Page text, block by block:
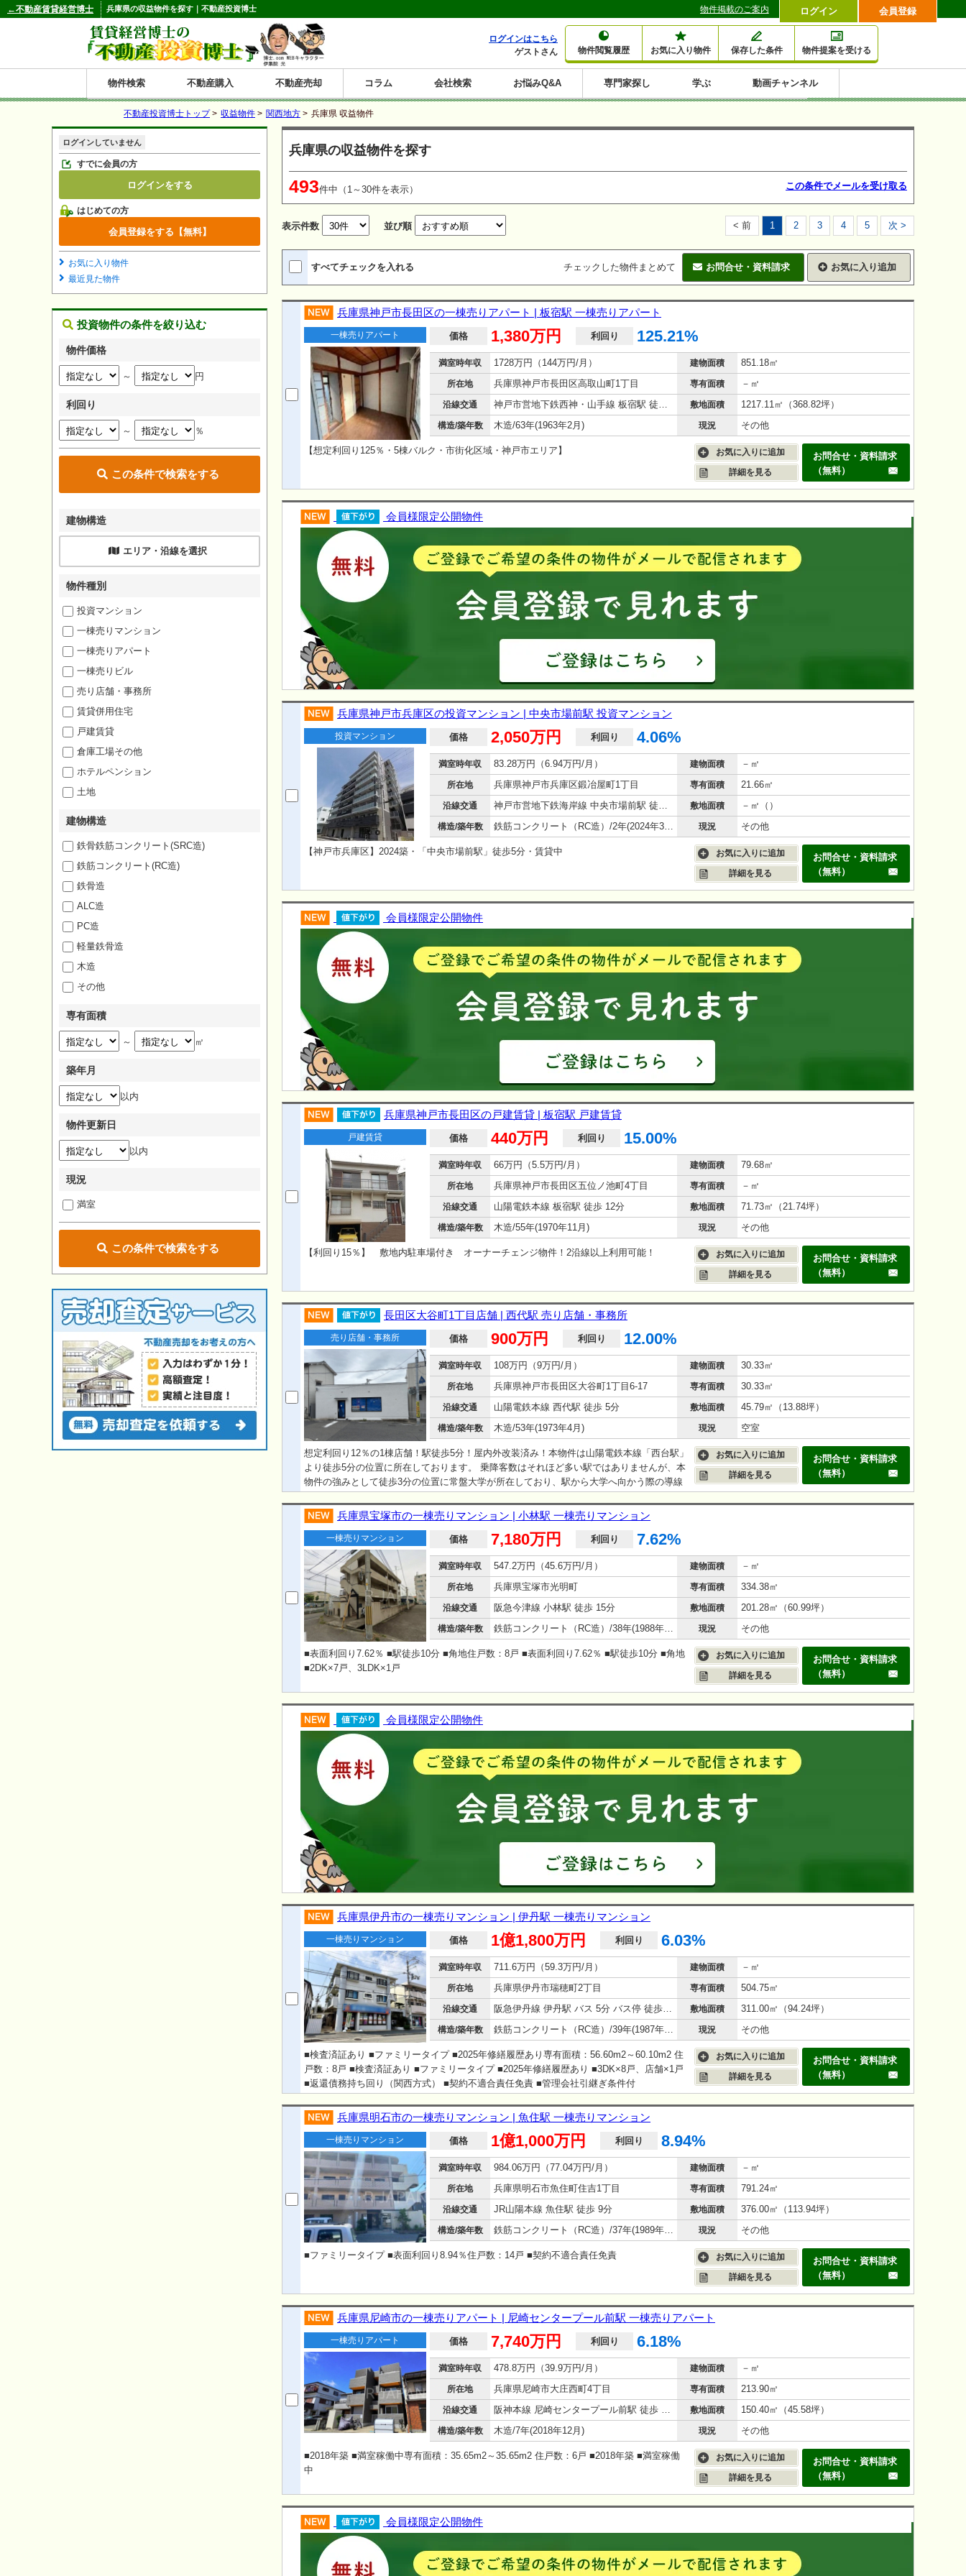
兵庫県の収益物件を探す｜不動産投資博士
物件閲覧履歴 お気に入り物件 保存した条件 物件提案を受ける
ログインはこちら
ゲストさん
物件検索
北
海
道
東
北
青森
秋田
岩手
宮城
山形
福島
関
東
東京
埼玉
神奈川
千葉
茨城
栃木
群馬
信
州・
北
新潟
富山
石川
福井
長野
山梨
東
海
静岡
愛知
岐阜
三重
関
西
大阪
兵庫
京都
滋賀
奈良
和歌山
中
国・
四
鳥取
岡山
島根
広島
山口
香川
徳島
愛媛
高知
九
州
福岡
佐賀
長崎
熊本
大分
宮崎
鹿児島
沖縄 投資マンション
一棟売りアパート
一棟売りマンション
一棟売りビル
店舗・事務所
賃貸併用住宅
戸建賃貸
新築住宅
工場・倉庫
ホテルペンション
不動産購入 不動産売却 コラム 会社検索 お悩みQ&A 専門家探し 学ぶ 動画チャンネル
ログイン 会員登録
物件掲載のご案内
←不動産賃貸経営博士
不動産投資博士トップ> 収益物件 > 関西地方 > 兵庫県 収益物件
兵庫県の収益物件を探す
493件中（1～30件を表示） この条件でメールを受け取る
表示件数 並び順 < 前 1 2 3 4 5 次 >
すべてチェックを入れる チェックした物件まとめて お気に入り追加
お問合せ・資料請求
兵庫県神戸市長田区の一棟売りアパート | 板宿駅 一棟売りアパート
一棟売りアパート 価格 1,380万円 利回り 125.21%
満室時年収 1728万円（144万円/月） 建物面積 851.18㎡
所在地 兵庫県神戸市長田区高取山町1丁目 専有面積 －㎡
沿線交通 神戸市営地下鉄西神・山手線 板宿駅 徒歩 20分 敷地面積 1217.11㎡（368.82坪）
構造/築年数 木造/63年(1963年2月) 現況 その他
【想定利回り125％・5棟バルク・市街化区域・神戸市エリア】
お気に入りに追加
詳細を見る
お問合せ・資料請求
（無料）
会員様限定公開物件
兵庫県神戸市兵庫区の投資マンション | 中央市場前駅 投資マンション
投資マンション 価格 2,050万円 利回り 4.06%
満室時年収 83.28万円（6.94万円/月） 建物面積 －㎡
所在地 兵庫県神戸市兵庫区鍛冶屋町1丁目 専有面積 21.66㎡
沿線交通 神戸市営地下鉄海岸線 中央市場前駅 徒歩 5分 敷地面積 －㎡（）
構造/築年数 鉄筋コンクリート（RC造）/2年(2024年3月) 現況 その他
【神戸市兵庫区】2024築・「中央市場前駅」徒歩5分・賃貸中
お気に入りに追加
詳細を見る
お問合せ・資料請求
（無料）
会員様限定公開物件
兵庫県神戸市長田区の戸建賃貸 | 板宿駅 戸建賃貸
戸建賃貸 価格 440万円 利回り 15.00%
満室時年収 66万円（5.5万円/月） 建物面積 79.68㎡
所在地 兵庫県神戸市長田区五位ノ池町4丁目 専有面積 －㎡
沿線交通 山陽電鉄本線 板宿駅 徒歩 12分 敷地面積 71.73㎡（21.74坪）
構造/築年数 木造/55年(1970年11月) 現況 その他
【利回り15％】 敷地内駐車場付き オーナーチェンジ物件！2沿線以上利用可能！
お気に入りに追加
詳細を見る
お問合せ・資料請求
（無料）
長田区大谷町1丁目店舗 | 西代駅 売り店舗・事務所
売り店舗・事務所 価格 900万円 利回り 12.00%
満室時年収 108万円（9万円/月） 建物面積 30.33㎡
所在地 兵庫県神戸市長田区大谷町1丁目6-17 専有面積 30.33㎡
沿線交通 山陽電鉄本線 西代駅 徒歩 5分 敷地面積 45.79㎡（13.88坪）
構造/築年数 木造/53年(1973年4月) 現況 空室
想定利回り12％の1棟店舗！駅徒歩5分！屋内外改装済み！本物件は山陽電鉄本線「西台駅」
より徒歩5分の位置に所在しております。 乗降客数はそれほど多い駅ではありませんが、本
物件の強みとして徒歩3分の位置に常盤大学が所在しており、駅から大学へ向かう際の導線
住しているため、学生だけでなく地域住民の利用も期待できる立地です。 業種としてはカ
フェやネイルサロン等の地域密着型の業種が検討しやすい立地であり、専有面積約9坪とい
う点から個人店でも検討しやすい広さの物件です。 そのため賃料9万円（税込）で賃貸募集
をしておりますが、比較的早期賃貸付けが見込めると考えております。 …
お気に入りに追加
詳細を見る
お問合せ・資料請求
（無料）
兵庫県宝塚市の一棟売りマンション | 小林駅 一棟売りマンション
一棟売りマンション 価格 7,180万円 利回り 7.62%
満室時年収 547.2万円（45.6万円/月） 建物面積 －㎡
所在地 兵庫県宝塚市光明町 専有面積 334.38㎡
沿線交通 阪急今津線 小林駅 徒歩 15分 敷地面積 201.28㎡（60.99坪）
構造/築年数 鉄筋コンクリート（RC造）/38年(1988年6月) 現況 その他
■表面利回り7.62％ ■駅徒歩10分 ■角地住戸数：8戸 ■表面利回り7.62％ ■駅徒歩10分 ■角地
■2DK×7戸、3LDK×1戸
お気に入りに追加
詳細を見る
お問合せ・資料請求
（無料）
会員様限定公開物件
兵庫県伊丹市の一棟売りマンション | 伊丹駅 一棟売りマンション
一棟売りマンション 価格 1億1,800万円 利回り 6.03%
満室時年収 711.6万円（59.3万円/月） 建物面積 －㎡
所在地 兵庫県伊丹市瑞穂町2丁目 専有面積 504.75㎡
沿線交通 阪急伊丹線 伊丹駅 バス 5分 バス停 徒歩3分 敷地面積 311.00㎡（94.24坪）
構造/築年数 鉄筋コンクリート（RC造）/39年(1987年3月) 現況 その他
■検査済証あり ■ファミリータイプ ■2025年修繕履歴あり専有面積：56.60m2～60.10m2 住
戸数：8戸 ■検査済証あり ■ファミリータイプ ■2025年修繕履歴あり ■3DK×8戸、店舗×1戸
■返還債務持ち回り（関西方式） ■契約不適合責任免責 ■管理会社引継ぎ条件付
お気に入りに追加
詳細を見る
お問合せ・資料請求
（無料）
兵庫県明石市の一棟売りマンション | 魚住駅 一棟売りマンション
一棟売りマンション 価格 1億1,000万円 利回り 8.94%
満室時年収 984.06万円（77.04万円/月） 建物面積 －㎡
所在地 兵庫県明石市魚住町住吉1丁目 専有面積 791.24㎡
沿線交通 JR山陽本線 魚住駅 徒歩 9分 敷地面積 376.00㎡（113.94坪）
構造/築年数 鉄筋コンクリート（RC造）/37年(1989年4月) 現況 その他
■ファミリータイプ ■表面利回り8.94％住戸数：14戸 ■契約不適合責任免責
お気に入りに追加
詳細を見る
お問合せ・資料請求
（無料）
兵庫県尼崎市の一棟売りアパート | 尼崎センタープール前駅 一棟売りアパート
一棟売りアパート 価格 7,740万円 利回り 6.18%
満室時年収 478.8万円（39.9万円/月） 建物面積 －㎡
所在地 兵庫県尼崎市大庄西町4丁目 専有面積 213.90㎡
沿線交通 阪神本線 尼崎センタープール前駅 徒歩 11分 敷地面積 150.40㎡（45.58坪）
構造/築年数 木造/7年(2018年12月) 現況 その他
■2018年築 ■満室稼働中専有面積：35.65m2～35.65m2 住戸数：6戸 ■2018年築 ■満室稼働
中
お気に入りに追加
詳細を見る
お問合せ・資料請求
（無料）
会員様限定公開物件
ログインしていません
すでに会員の方
ログインをする
はじめての方
会員登録をする【無料】
お気に入り物件
最近見た物件
投資物件の条件を絞り込む
物件価格
～ 円
利回り
～ ％
この条件で検索をする
建物構造
エリア・沿線を選択
物件種別
投資マンション
一棟売りマンション
一棟売りアパート
一棟売りビル
売り店舗・事務所
賃貸併用住宅
戸建賃貸
倉庫工場その他
ホテルペンション
土地
建物構造
鉄骨鉄筋コンクリート(SRC造)
鉄筋コンクリート(RC造)
鉄骨造
ALC造
PC造
軽量鉄骨造
木造
その他
専有面積
～ ㎡
築年月
以内
物件更新日
以内
現況
満室
この条件で検索をする